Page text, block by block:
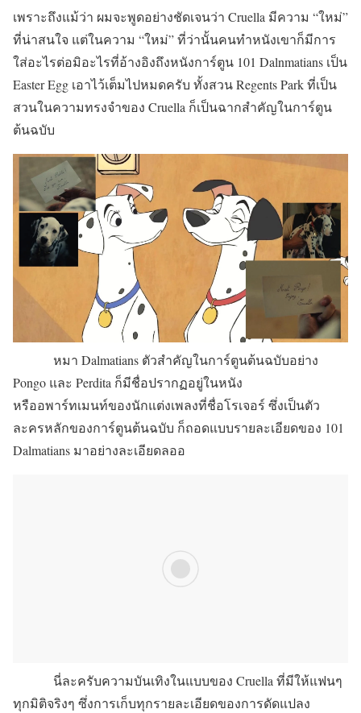
เพราะถึงแม้ว่า ผมจะพูดอย่างชัดเจนว่า Cruella มีความ “ใหม่”
ที่น่าสนใจ แต่ในความ “ใหม่” ที่ว่านั้นคนทำหนังเขาก็มีการ
ใส่อะไรต่อมิอะไรที่อ้างอิงถึงหนังการ์ตูน 101 Dalnmatians เป็น
Easter Egg เอาไว้เต็มไปหมดครับ ทั้งสวน Regents Park ที่เป็น
สวนในความทรงจำของ Cruella ก็เป็นฉากสำคัญในการ์ตูน
ต้นฉบับ
หมา Dalmatians ตัวสำคัญในการ์ตูนต้นฉบับอย่าง
Pongo และ Perdita ก็มีชื่อปรากฏอยู่ในหนัง
หรืออพาร์ทเมนท์ของนักแต่งเพลงที่ชื่อโรเจอร์ ซึ่งเป็นตัว
ละครหลักของการ์ตูนต้นฉบับ ก็ถอดแบบรายละเอียดของ 101
Dalmatians มาอย่างละเอียดลออ
นี่ละครับความบันเทิงในแบบของ Cruella ที่มีให้แฟนๆ
ทุกมิติจริงๆ ซึ่งการเก็บทุกรายละเอียดของการดัดแปลง